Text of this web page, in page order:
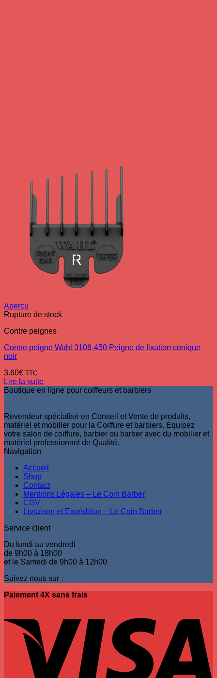
Aperçu
Rupture de stock
Contre peignes
Contre peigne Wahl 3106-450 Peigne de fixation conique
noir
3.60€ TTC
Lire la suite
Boutique en ligne pour coiffeurs et barbiers
Revendeur spécialisé en Conseil et Vente de produits,
matériel et mobilier pour la Coiffure et barbiers, Équipez
votre salon de coiffure, barbier ou barber avec du mobilier et
matériel professionnel de Qualité.
Navigation
Accueil
Shop
Contact
Mentions Légales – Le Coin Barber
CGV
Livraison et Expédition – Le Coin Barber
Service client
Du lundi au vendredi
de 9h00 à 18h00
et le Samedi de 9h00 à 12h00
Suivez nous sur :
Paiement 4X sans frais